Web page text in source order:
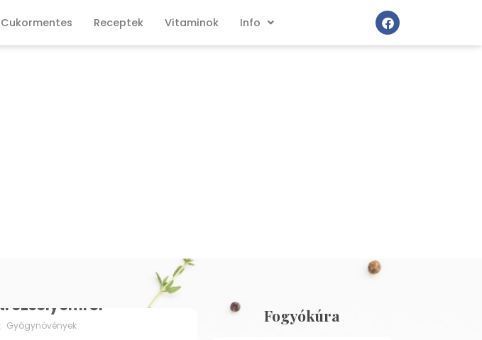
Cukormentes Receptek Vitaminok Info
Gyógynövények
Fogyókúra